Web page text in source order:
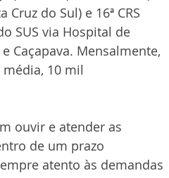
Cruz do Sul) e 16ª CRS
SUS via Hospital de
Caçapava. Mensalmente,
média, 10 mil
ouvir e atender as
de um prazo
atento às demandas